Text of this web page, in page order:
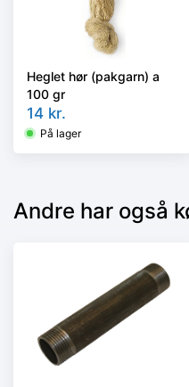
Heglet hør (pakgarn) a
100 gr
14 kr.
På lager
Andre har også